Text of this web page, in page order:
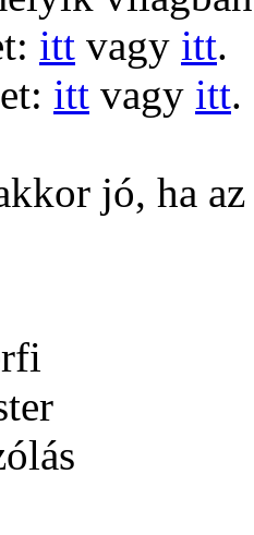
itt vagy itt.
itt vagy itt.
jó, ha